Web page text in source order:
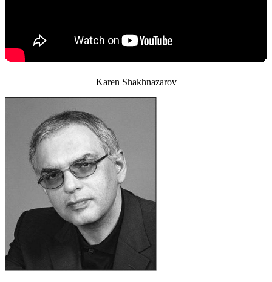
Karen Shakhnazarov